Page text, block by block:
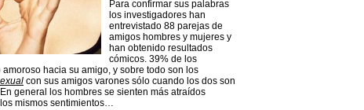
Para confirmar sus palabras
los investigadores han
entrevistado 88 parejas de
amigos hombres y mujeres y
han obtenido resultados
cómicos. 39% de los
hacia su amigo, y sobre todo son los
con sus amigos varones sólo cuando los dos son
general los hombres se sienten más atraídos
mismos sentimientos…